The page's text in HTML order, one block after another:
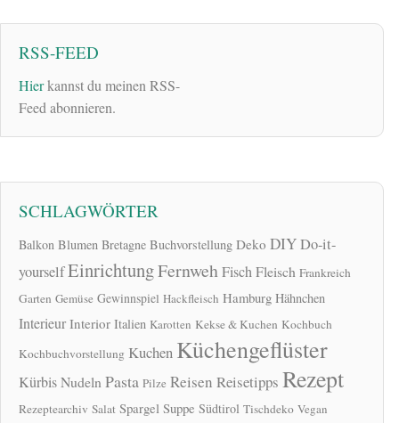
RSS-FEED
Hierkannst du meinen RSS-
Feed abonnieren.
SCHLAGWÖRTER
Balkon Blumen Bretagne Buchvorstellung Deko DIYDo-it-
yourselfEinrichtungFernwehFischFleisch Frankreich
Garten Gemüse Gewinnspiel Hackfleisch Hamburg Hähnchen
Interieur Interior Italien Karotten Kekse & Kuchen Kochbuch
Kochbuchvorstellung Kuchen Küchengeflüster
KürbisNudelnPasta Pilze Reisen Reisetipps Rezept
Rezeptearchiv Salat Spargel Suppe Südtirol Tischdeko Vegan